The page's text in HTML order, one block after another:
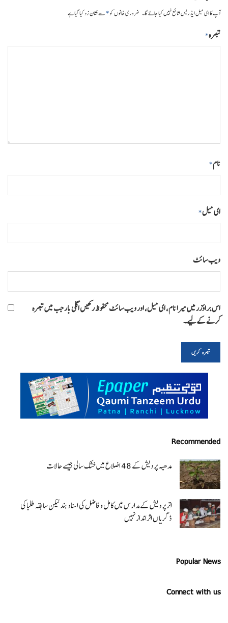
آپ کا ای میل ایڈریس شائع نہیں کیا جائے گا۔ ضروری خانوں کو*سے نشان زد کیا گیا ہے
تبصرہ*
نام*
ای میل*
ویب‌ سائٹ
اس براؤزر میں میرا نام، ای میل، اور ویب سائٹ محفوظ رکھیں اگلی بار جب میں تبصرہ
کرنے کےلیے۔
Recommended
مدھیہ پردیش کے 48 اضلاع میں خشک سالی جیسے حالات
اتر پردیش کےمدارس میں کامل و فاضل کی اسناد بند لیکن سابقہ طلبا کی
ڈگریا ں اثرانداز نہیں
Popular News
Connect with us